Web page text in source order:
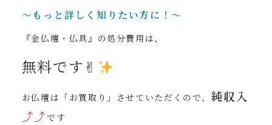
〜もっと詳しく知りたい方に！〜
『金仏壇・仏具』の処分費用は、
無料です✌︎
お仏壇は「お買取り」させていただくので、 純収入
⤴︎⤴︎です